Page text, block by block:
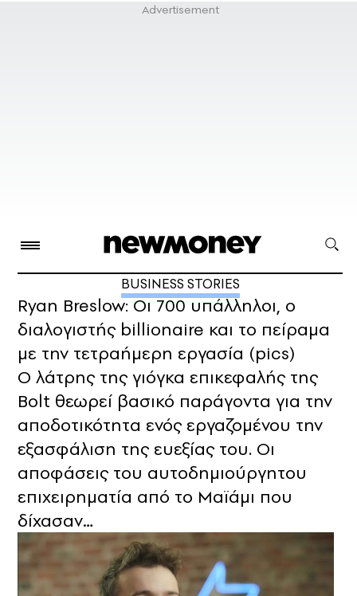
BUSINESS STORIES
Ryan Breslow: Οι 700 υπάλληλοι, ο
διαλογιστής billionaire και το πείραμα
με την τετραήμερη εργασία (pics)
Ο λάτρης της γιόγκα επικεφαλής της
Bolt θεωρεί βασικό παράγοντα για την
αποδοτικότητα ενός εργαζομένου την
εξασφάλιση της ευεξίας του. Οι
αποφάσεις του αυτοδημιούργητου
επιχειρηματία από το Μαϊάμι που
δίχασαν…